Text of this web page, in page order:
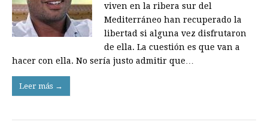
viven en la ribera sur del
Mediterráneo han recuperado la
libertad si alguna vez disfrutaron
de ella. La cuestión es que van a
hacer con ella. No sería justo admitir que…
Leer más →